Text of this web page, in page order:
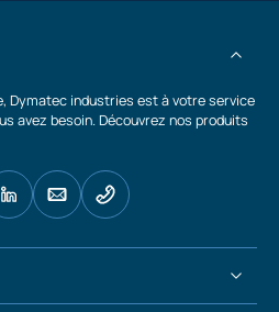
Dymatec industries est à votre service
avez besoin. Découvrez nos produits